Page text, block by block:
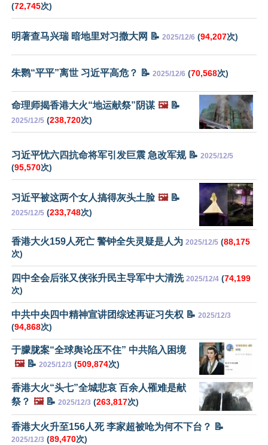
(72,745次)
明著查马兴瑞 暗地里对习撒大网 📝 2025/12/6 (94,207次)
朱鹮“平平”离世 习近平高危？ 📝 2025/12/6 (70,568次)
命理师揭香港大火“地运献祭”阴谋 🖼️📝
2025/12/5 (238,720次)
习近平忧六四抗命将军引发巨震 急改军规 📝 2025/12/5
(95,570次)
习近平被这两个女人搞得灰头土脸 🖼️📝
2025/12/5 (233,748次)
香港大火159人死亡 警钟全失灵疑是人为 2025/12/5 (88,175
次)
四中全会后张又侠张升民主导军中大清洗 2025/12/4 (74,199
次)
中共中央四中精神宣讲团综述再证习失权 📝 2025/12/3
(94,868次)
于朦胧案“全球舆论压不住” 中共陷入困境
🖼️📝 2025/12/3 (509,874次)
香港大火“头七”全城悲哀 百余人罹难是献
祭？ 🖼️📝 2025/12/3 (263,817次)
香港大火升至156人死 李家超被呛为何不下台？ 📝
2025/12/3 (89,470次)